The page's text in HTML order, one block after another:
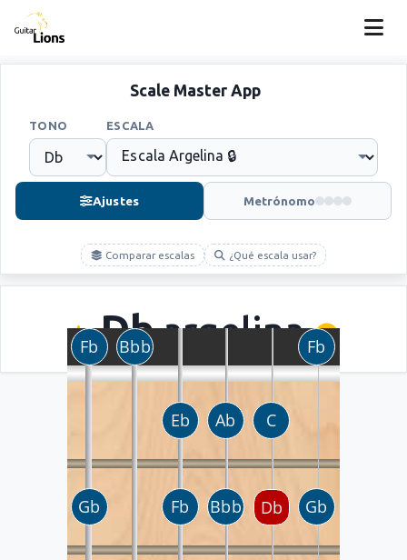
Scale Master App
TONO ESCALA
Ajustes Metrónomo
Comparar escalas ¿Qué escala usar?
Dbargelina